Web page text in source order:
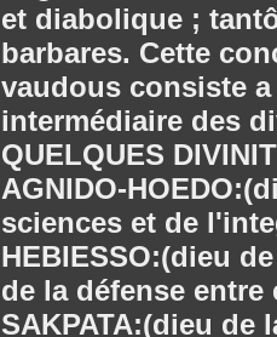
et diabolique ;
barbares. Cette
vaudous consiste a
intermédiaire des
QUELQUES
AGNIDO-
sciences et de
HEBIESSO:(dieu
de la défense
SAKPATA:(dieu